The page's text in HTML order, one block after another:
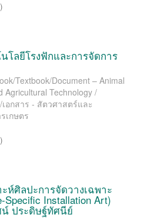
)
โลยีโรงฟักและการจัดการ
Textbook/Document – Animal
Agricultural Technology /
อกสาร - สัตวศาสตร์และ
เกษตร
)
ะห์ศิลปะการจัดวางเฉพาะ
Installation Art)
ประดิษฐ์ทัศนีย์